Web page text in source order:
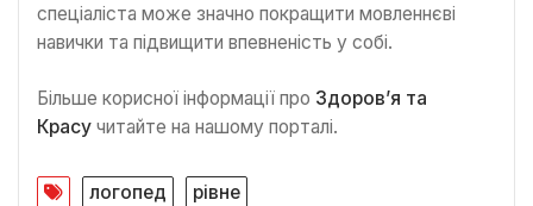
спеціаліста може значно покращити мовленнєві
навички та підвищити впевненість у собі.
Більше корисної інформації про Здоров’я та
Красу читайте на нашому порталі.
логопед рівне